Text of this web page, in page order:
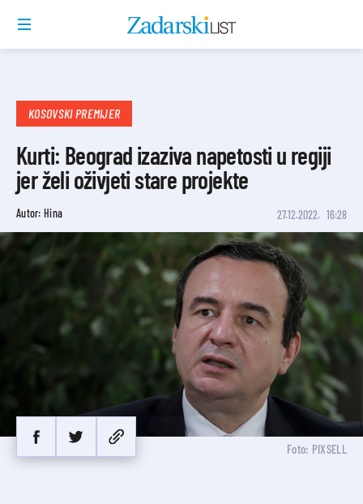
KOSOVSKI PREMIJER
Kurti: Beograd izaziva napetosti u regiji
jer želi oživjeti stare projekte
Autor: Hina 27.12.2022. 16:28
Foto: PIXSELL